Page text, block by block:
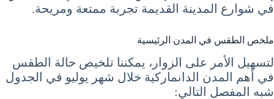
في شوارع المدينة القديمة تجربة ممتعة ومريحة.
ملخص الطقس في المدن الرئيسية
لتسهيل الأمر على الزوار، يمكننا تلخيص حالة الطقس
في أهم المدن الدانماركية خلال شهر يوليو في الجدول
شبه المفصل التالي: